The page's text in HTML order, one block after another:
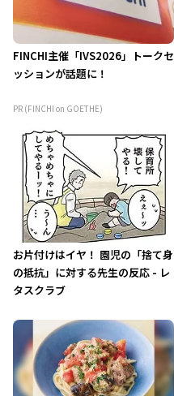
FINCHI主催「IVS2026」トークセ
ッションが話題に！
PR (FINCHI on GOETHE)
お片付けはイヤ！ 園児の「捨て身
の抵抗」に対する先生の反応 - レ
タスクラブ